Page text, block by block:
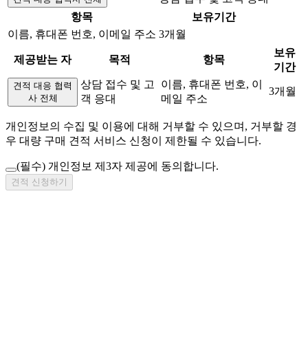
항목
보유기간
이름, 휴대폰 번호, 이메일 주소 3개월
제공받는 자 목적 항목
보유
기간
견적 대응 협력
사 전체
상담 접수 및 고
객 응대
이름, 휴대폰 번호, 이
메일 주소
3개월
개인정보의 수집 및 이용에 대해 거부할 수 있으며, 거부할 경
우 대량 구매 견적 서비스 신청이 제한될 수 있습니다.
(필수) 개인정보 제3자 제공에 동의합니다.
견적 신청하기